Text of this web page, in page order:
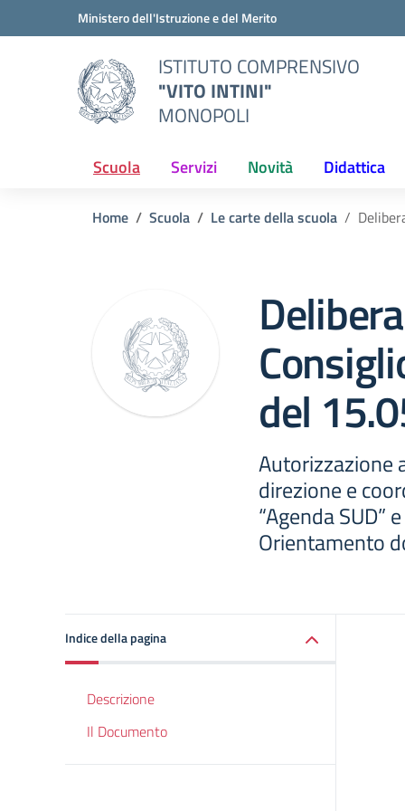
Vai ai contenuti
Vai al menu di navigazioneMinistero dell'Istruzione e del Merito
ISTITUTO COMPRENSIVO
"VITO INTINI"
MONOPOLI
Scuola Servizi Novità Didattica
Home Scuola Le carte della scuola
del
Autorizzazione
direzione e
“Agenda SUD”
Orientamento
Indice della pagina
Descrizione
Il Documento